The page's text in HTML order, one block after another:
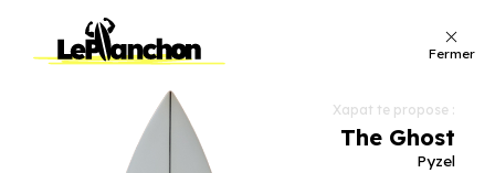
Xapat te propose :
The Ghost
Pyzel
Fermer